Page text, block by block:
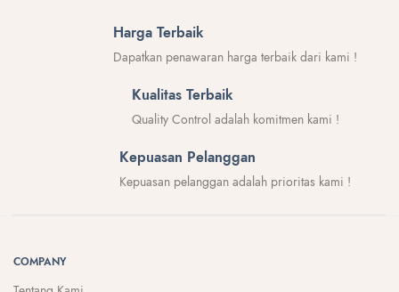
Harga Terbaik
Dapatkan penawaran harga terbaik dari kami !
Kualitas Terbaik
Quality Control adalah komitmen kami !
Kepuasan Pelanggan
Kepuasan pelanggan adalah prioritas kami !
COMPANY